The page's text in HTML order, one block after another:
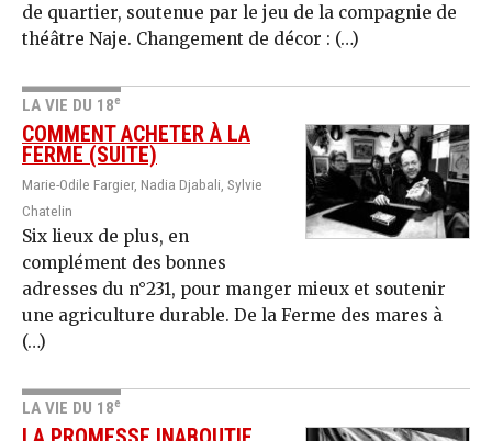
de quartier, soutenue par le jeu de la compagnie de
théâtre Naje. Changement de décor : (…)
LA VIE DU 18e
COMMENT ACHETER À LA
FERME (SUITE)
Marie-Odile Fargier, Nadia Djabali, Sylvie
Chatelin
Six lieux de plus, en
complément des bonnes
adresses du n°231, pour manger mieux et soutenir
une agriculture durable. De la Ferme des mares à
(…)
LA VIE DU 18e